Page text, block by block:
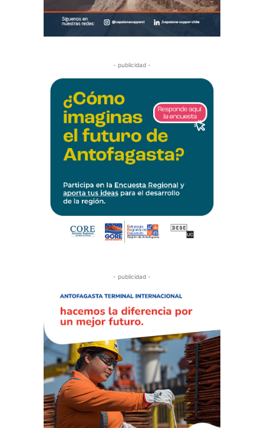
- publicidad -
- publicidad -